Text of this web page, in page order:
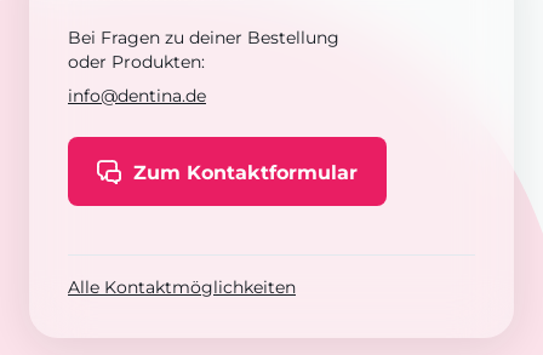
Bei Fragen zu deiner Bestellung
oder Produkten:
info@dentina.de
Zum Kontaktformular
Alle Kontaktmöglichkeiten